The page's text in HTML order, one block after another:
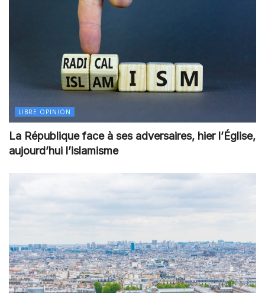
LIBRE OPINION
La République face à ses adversaires, hier l’Église,
aujourd’hui l’islamisme